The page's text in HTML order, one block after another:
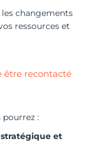
changements
ressources et
être recontacté
:
et